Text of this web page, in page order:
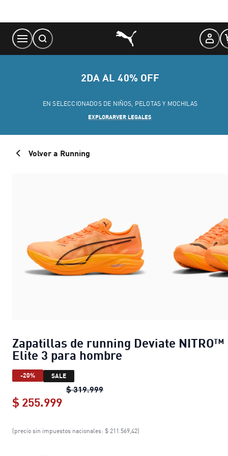
Content
2DA AL 40% OFF
EN SELECCIONADOS DE NIÑOS, PELOTAS Y MOCHILAS
EXPLORARVER LEGALES
Volver a Running
Zapatillas de running Deviate NITRO™
Elite 3 para hombre
-20% SALE
$ 319.999Zapatillas de running Deviate
$ 255.999
Zapatillas de running Deviate
(precio sin impuestos nacionales: $ 211.569,42)